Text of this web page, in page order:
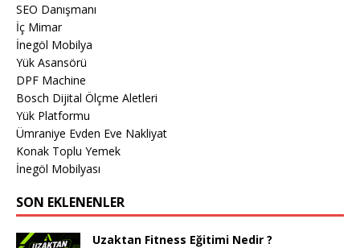
SEO Danışmanı
İç Mimar
İnegöl Mobilya
Yük Asansörü
DPF Machine
Bosch Dijital Ölçme Aletleri
Yük Platformu
Ümraniye Evden Eve Nakliyat
Konak Toplu Yemek
İnegöl Mobilyası
SON EKLENENLER
Uzaktan Fitness Eğitimi Nedir ?